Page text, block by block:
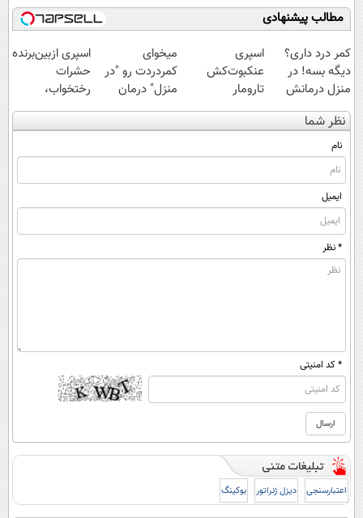
مطالب پیشنهادی
کمر درد داری؟
دیگه بسه! در
منزل درمانش
کن
(◀پرسش‌نامه)
اسپری
عنکبوت‌‌کش
تارومار
ازبین‌برنده انواع
عنکبوت
میخوای
کمردردت رو "در
منزل" درمان
کنی؟ (◂فیلم +
◂پرسش‌نامه)
اسپری ازبین‌برنده
حشرات
رختخواب،
مناسب برای
مقابله با انواع
نظر شما
نام
ایمیل
* نظر
* کد امنیتی
اعتبارسنجی دیزل ژنراتور بوکینگ